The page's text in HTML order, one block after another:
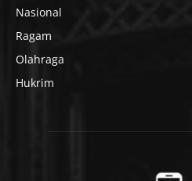
Nasional
Ragam
Olahraga
Hukrim